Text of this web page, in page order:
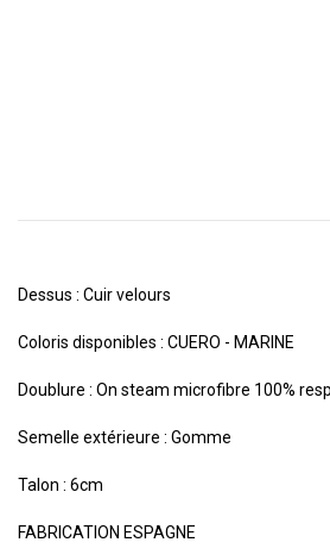
Dessus : Cuir velours
Coloris disponibles : CUERO - MARINE
Doublure : On steam microfibre 100%
Semelle extérieure : Gomme
Talon : 6cm
FABRICATION ESPAGNE